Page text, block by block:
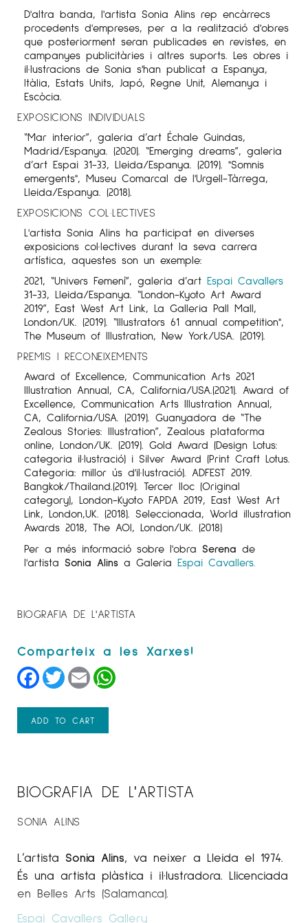
D'altra banda, l'artista Sonia Alins rep encàrrecs
procedents d'empreses, per a la realització d'obres
que posteriorment seran publicades en revistes, en
campanyes publicitàries i altres suports. Les obres i
il·lustracions de Sonia s'han publicat a Espanya,
Itàlia, Estats Units, Japó, Regne Unit, Alemanya i
Escòcia.
EXPOSICIONS INDIVIDUALS
“Mar interior”, galeria d’art Échale Guindas,
Madrid/Espanya. (2020). “Emerging dreams”, galeria
d’art Espai 31-33, Lleida/Espanya. (2019). "Somnis
emergents", Museu Comarcal de l'Urgell-Tàrrega,
Lleida/Espanya. (2018).
EXPOSICIONS COL·LECTIVES
L'artista Sonia Alins ha participat en diverses
exposicions col·lectives durant la seva carrera
artística, aquestes son un exemple:
2021, “Univers Femení”, galeria d’art Espai Cavallers
31-33, Lleida/Espanya. “London-Kyoto Art Award
2019”, East West Art Link, La Galleria Pall Mall,
London/UK. (2019). “Illustrators 61 annual competition",
The Museum of Illustration, New York/USA. (2019).
PREMIS I RECONEIXEMENTS
Award of Excellence, Communication Arts 2021
Illustration Annual, CA, California/USA.(2021). Award of
Excellence, Communication Arts Illustration Annual,
CA, California/USA. (2019). Guanyadora de “The
Zealous Stories: Illustration”, Zealous plataforma
online, London/UK. (2019). Gold Award (Design Lotus:
categoria il·lustració) i Silver Award (Print Craft Lotus.
Categoria: millor ús d'il·lustració). ADFEST 2019.
Bangkok/Thailand.(2019). Tercer lloc (Original
category), London-Kyoto FAPDA 2019, East West Art
Link, London,UK. (2018). Seleccionada, World illustration
Awards 2018, The AOI, London/UK. (2018)
Per a més informació sobre l'obra Serena de
l'artista Sonia Alins a Galeria Espai Cavallers.
BIOGRAFIA DE L'ARTISTA
Facebook
TwitterEmail
ADD TO CART
BIOGRAFIA DE L'ARTISTA
SONIA ALINS
L’artista Sonia Alins, va neixer a Lleida el 1974.
És una artista plàstica i il·lustradora. Llicenciada
en Belles Arts (Salamanca).
Espai Cavallers Gallery